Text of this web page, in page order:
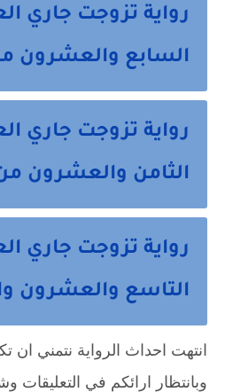
رواية تزوجت جاري
السابع والعشرون
رواية تزوجت جاري
الثامن والعشرون
رواية تزوجت جاري
التاسع والعشرون